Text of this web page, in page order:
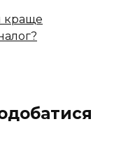
краще